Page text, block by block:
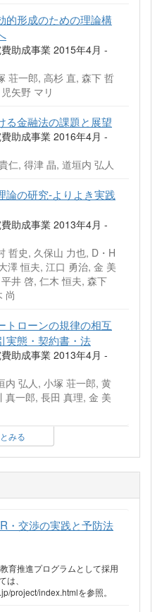
的形成のための理論構
助成事業 2015年4月 -
荘一郎, 高杉 直, 森下 哲
矢野 マリ
る金融法の課題と展望
助成事業 2016年4月 -
仁, 得津 晶, 道垣内 弘人
論の研究-よりよき実践
助成事業 2013年4月 -
哲史, 久保山 力也, D・H
澤 恒夫, 江口 勇治, 金 美
井 啓, 仁木 恒夫, 森下
尚
トローンの規律の相互
実態・契約書・法
助成事業 2013年4月 -
内 弘人, 小塚 荘一郎, 黄
真一郎, 長田 真理, 金 美
みる
・交渉の実践と予防法
育推進プログラムとして採用
、
project/index.htmlを参照。